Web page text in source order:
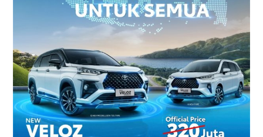
Promo
Terbaru
di
Yogyakarta